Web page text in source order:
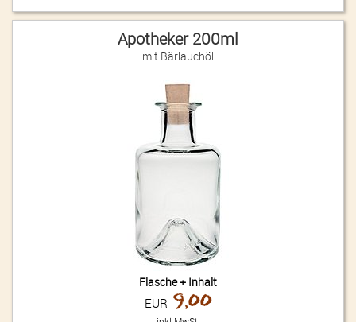
Apotheker 200ml
mit Bärlauchöl
Flasche + Inhalt
EUR 9,00